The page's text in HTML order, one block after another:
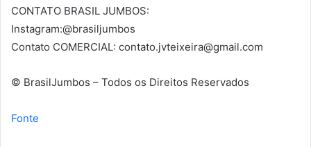
CONTATO BRASIL JUMBOS:
Instagram:@brasiljumbos
Contato COMERCIAL: contato.jvteixeira@gmail.com
© BrasilJumbos – Todos os Direitos Reservados
Fonte